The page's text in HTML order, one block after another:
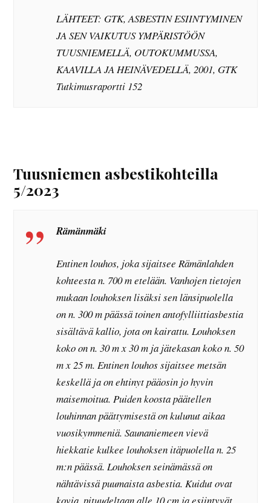
LÄHTEET: GTK, ASBESTIN ESIINTYMINEN
JA SEN VAIKUTUS YMPÄRISTÖÖN
TUUSNIEMELLÄ, OUTOKUMMUSSA,
KAAVILLA JA HEINÄVEDELLÄ, 2001, GTK
Tutkimusraportti 152
Tuusniemen asbestikohteilla
5/2023
Rämänmäki
Entinen louhos, joka sijaitsee Rämänlahden
kohteesta n. 700 m etelään. Vanhojen tietojen
mukaan louhoksen lisäksi sen länsipuolella
on n. 300 m päässä toinen antofylliittiasbestia
sisältävä kallio, jota on kairattu. Louhoksen
koko on n. 30 m x 30 m ja jätekasan koko n. 50
m x 25 m. Entinen louhos sijaitsee metsän
keskellä ja on ehtinyt pääosin jo hyvin
maisemoitua. Puiden koosta päätellen
louhinnan päättymisestä on kulunut aikaa
vuosikymmeniä. Saunaniemeen vievä
hiekkatie kulkee louhoksen itäpuolella n. 25
m:n päässä. Louhoksen seinämässä on
nähtävissä puumaista asbestia. Kuidut ovat
kovia, pituudeltaan alle 10 cm ja esiintyvät